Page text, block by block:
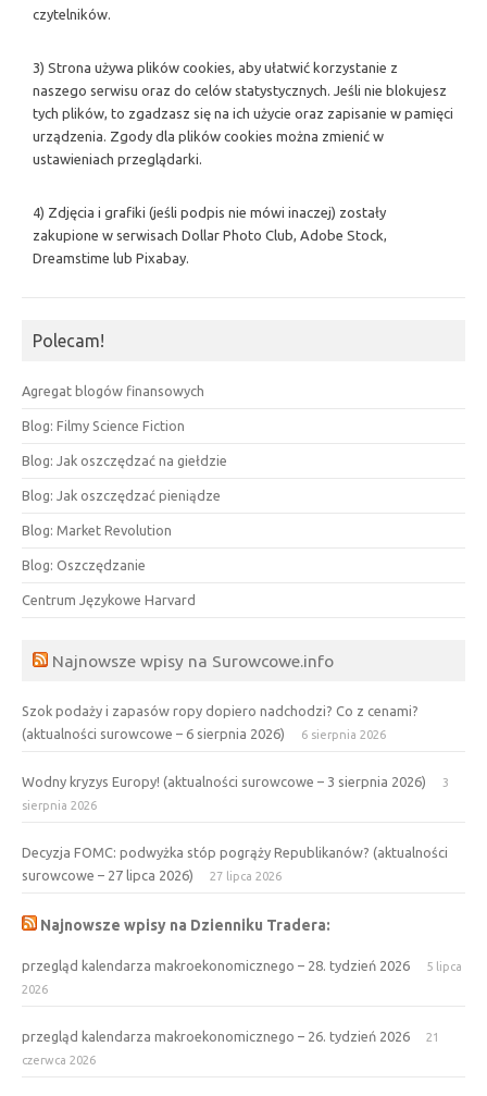
czytelników.
3) Strona używa plików cookies, aby ułatwić korzystanie z
naszego serwisu oraz do celów statystycznych. Jeśli nie blokujesz
tych plików, to zgadzasz się na ich użycie oraz zapisanie w pamięci
urządzenia. Zgody dla plików cookies można zmienić w
ustawieniach przeglądarki.
4) Zdjęcia i grafiki (jeśli podpis nie mówi inaczej) zostały
zakupione w serwisach Dollar Photo Club, Adobe Stock,
Dreamstime lub Pixabay.
Polecam!
Agregat blogów finansowych
Blog: Filmy Science Fiction
Blog: Jak oszczędzać na giełdzie
Blog: Jak oszczędzać pieniądze
Blog: Market Revolution
Blog: Oszczędzanie
Centrum Językowe Harvard
Najnowsze wpisy na Surowcowe.info
Szok podaży i zapasów ropy dopiero nadchodzi? Co z cenami?
(aktualności surowcowe – 6 sierpnia 2026)
6 sierpnia 2026
Wodny kryzys Europy! (aktualności surowcowe – 3 sierpnia 2026)
3
sierpnia 2026
Decyzja FOMC: podwyżka stóp pogrąży Republikanów? (aktualności
surowcowe – 27 lipca 2026)
27 lipca 2026
Najnowsze wpisy na Dzienniku Tradera:
przegląd kalendarza makroekonomicznego – 28. tydzień 2026
5 lipca
2026
przegląd kalendarza makroekonomicznego – 26. tydzień 2026
21
czerwca 2026